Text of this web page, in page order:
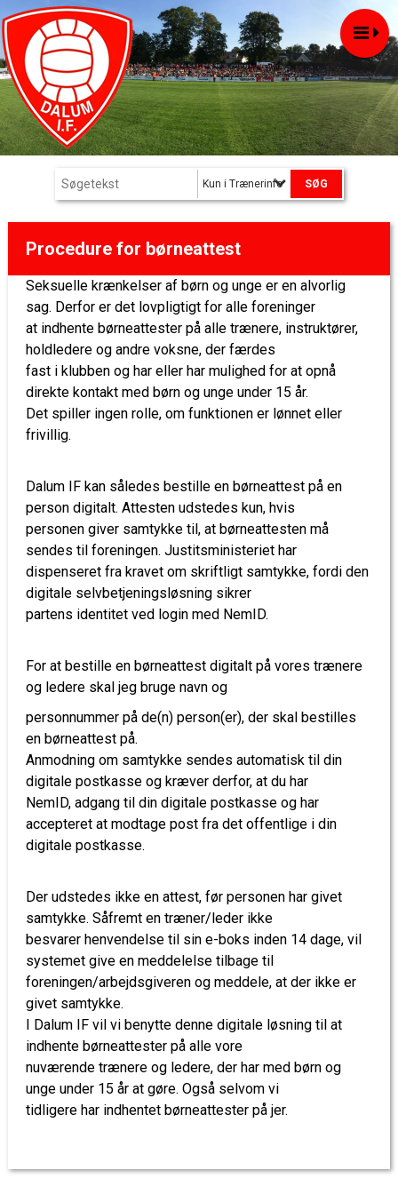
Kun i Trænerinfo
Procedure for børneattest
Seksuelle krænkelser af børn og unge er en alvorlig
sag. Derfor er det lovpligtigt for alle foreninger
at indhente børneattester på alle trænere, instruktører,
holdledere og andre voksne, der færdes
fast i klubben og har eller har mulighed for at opnå
direkte kontakt med børn og unge under 15 år.
Det spiller ingen rolle, om funktionen er lønnet eller
frivillig.
Dalum IF kan således bestille en børneattest på en
person digitalt. Attesten udstedes kun, hvis
personen giver samtykke til, at børneattesten må
sendes til foreningen. Justitsministeriet har
dispenseret fra kravet om skriftligt samtykke, fordi den
digitale selvbetjeningsløsning sikrer
partens identitet ved login med NemID.
For at bestille en børneattest digitalt på vores trænere
og ledere skal jeg bruge navn og
personnummer på de(n) person(er), der skal bestilles
en børneattest på.
Anmodning om samtykke sendes automatisk til din
digitale postkasse og kræver derfor, at du har
NemID, adgang til din digitale postkasse og har
accepteret at modtage post fra det offentlige i din
digitale postkasse.
Der udstedes ikke en attest, før personen har givet
samtykke. Såfremt en træner/leder ikke
besvarer henvendelse til sin e-boks inden 14 dage, vil
systemet give en meddelelse tilbage til
foreningen/arbejdsgiveren og meddele, at der ikke er
givet samtykke.
I Dalum IF vil vi benytte denne digitale løsning til at
indhente børneattester på alle vore
nuværende trænere og ledere, der har med børn og
unge under 15 år at gøre. Også selvom vi
tidligere har indhentet børneattester på jer.